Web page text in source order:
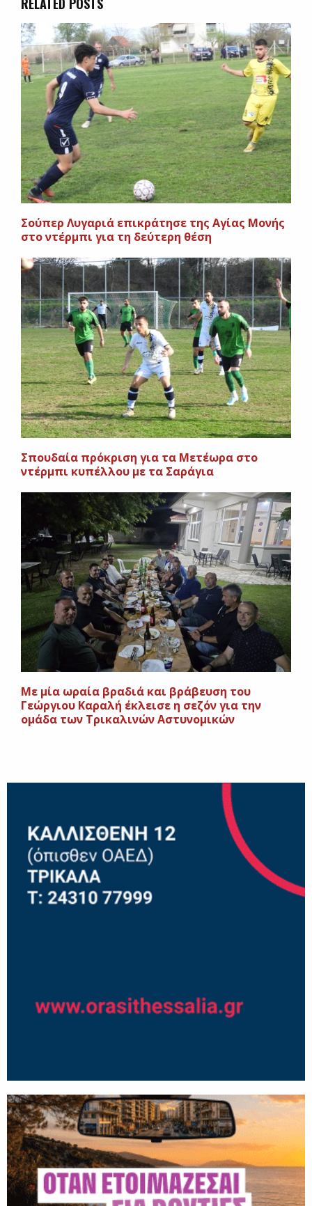
RELATED POSTS
Σούπερ Λυγαριά επικράτησε της Αγίας Μονής
στο ντέρμπι για τη δεύτερη θέση
Σπουδαία πρόκριση για τα Μετέωρα στο
ντέρμπι κυπέλλου με τα Σαράγια
Με μία ωραία βραδιά και βράβευση του
Γεώργιου Καραλή έκλεισε η σεζόν για την
ομάδα των Τρικαλινών Αστυνομικών